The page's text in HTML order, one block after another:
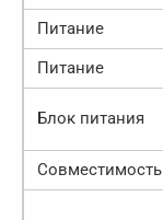
Питание
Питание
Блок питания
Совместимость